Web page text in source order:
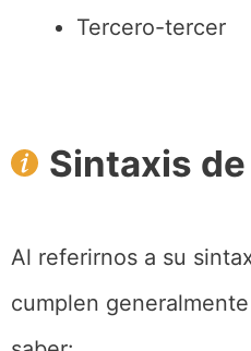
Tercero-tercer
Sintaxis
Al referirnos a su
cumplen